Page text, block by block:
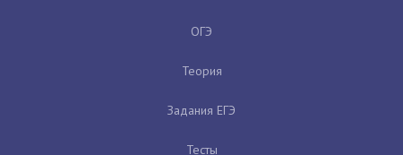
ОГЭ
Теория
Задания ЕГЭ
Тесты